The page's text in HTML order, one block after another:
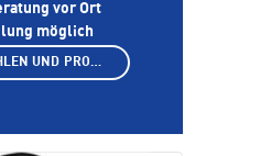
vor Ort
möglich
SHOP AUSWÄHLEN UND PRODUKTE ANZEIGEN